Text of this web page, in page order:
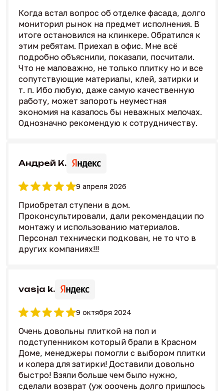
Когда встал вопрос об отделке фасада, долго
мониторил рынок на предмет исполнения. В
итоге остановился на клинкере. Обратился к
этим ребятам. Приехал в офис. Мне всё
подробно объяснили, показали, посчитали.
Что не маловажно, не только плитку но и все
сопутствующие материалы, клей, затирки и
т. п. Ибо любую, даже самую качественную
работу, может запороть неуместная
экономия на казалось бы неважных мелочах.
Однозначно рекомендую к сотрудничеству.
Андрей К.
9 апреля 2026
Приобретал ступени в дом.
Проконсультировали, дали рекомендации по
монтажу и использованию материалов.
Персонал технически подкован, не то что в
других компаниях!!!
vasja k.
9 октября 2024
Очень довольны плиткой на пол и
подступенником который брали в Красном
Доме, менеджеры помогли с выбором плитки
и колера для затирки! Доставили довольно
быстро! Взяли больше чем было нужно,
сделали возврат (уж ооочень долго пришлось